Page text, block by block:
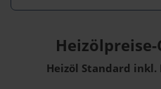
Heizöl Standard